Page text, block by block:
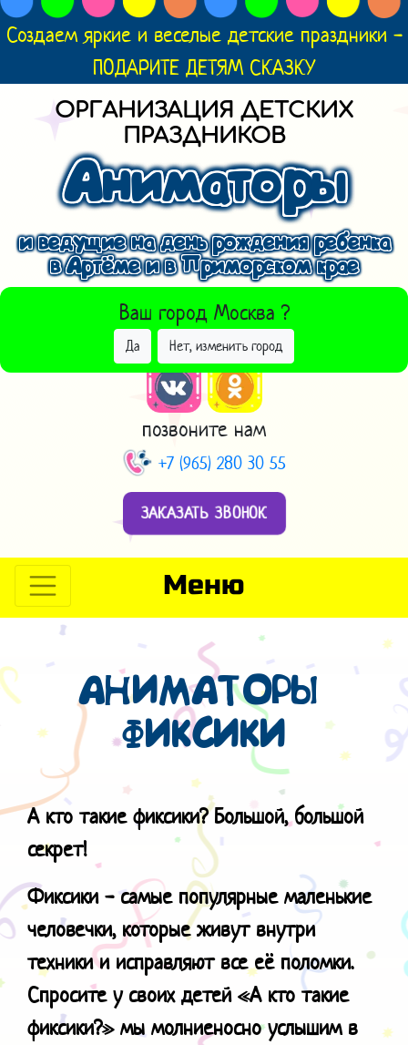
Создаем яркие и веселые детские праздники -
ПОДАРИТЕ ДЕТЯМ СКАЗКУ
ОРГАНИЗАЦИЯ ДЕТСКИХ
ПРАЗДНИКОВ
Аниматоры
и ведущие на день рождения ребенка
в Артёме и в Приморском крае
Ваш город Москва ?
Да Нет, изменить город
ВЫБРАТЬ ДРУГОЙ ГОРОД
позвоните нам
+7 (965) 280 30 55
ЗАКАЗАТЬ ЗВОНОК
Меню
АНИМАТОРЫ
ФИКСИКИ
А кто такие фиксики? Большой, большой
секрет!
Фиксики - самые популярные маленькие
человечки, которые живут внутри
техники и исправляют все её поломки.
Спросите у своих детей «А кто такие
фиксики?» мы молниеносно услышим в